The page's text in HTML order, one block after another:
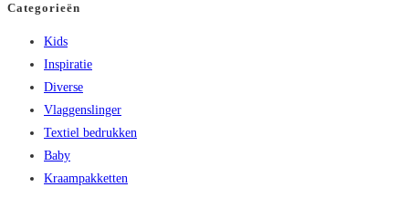
Categorieën
Kids
Inspiratie
Diverse
Vlaggenslinger
Textiel bedrukken
Baby
Kraampakketten